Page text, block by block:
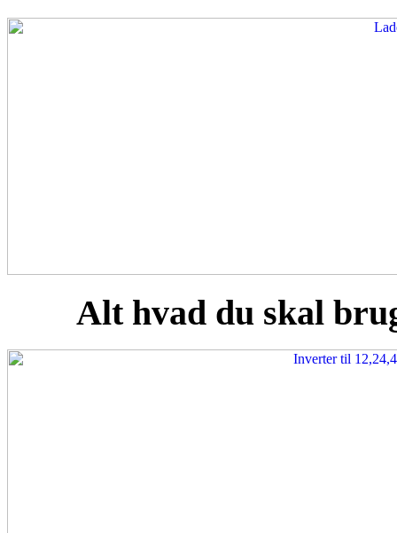
Alt hvad du skal